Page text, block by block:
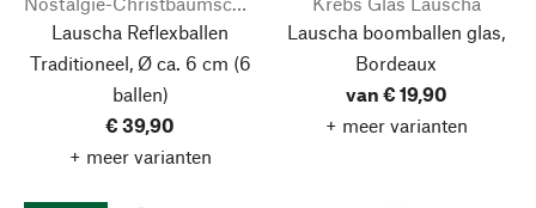
Lauscha Reflexballen
Traditioneel, Ø ca. 6 cm (6
ballen)
€ 39,90
+ meer varianten
Lauscha boomballen glas,
Bordeaux
van € 19,90
+ meer varianten